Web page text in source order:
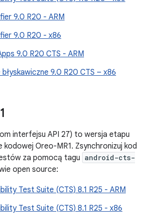
9.0 R20 - ARM
9.0 R20 - x86
9.0 R20 CTS - ARM
błyskawiczne 9.0 R20 CTS – x86
1
interfejsu API 27) to wersja etapu
kodowej Oreo-MR1. Zsynchronizuj kod
za pomocą tagu android-cts-
open source:
Test Suite (CTS) 8.1 R25 - ARM
Test Suite (CTS) 8.1 R25 - x86